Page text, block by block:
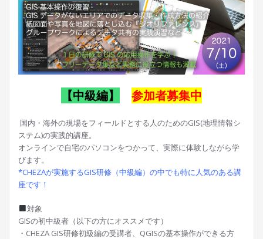
【中級編】 参加者募集中
国内・海外の現場をフィールドとする人のためのGIS(地理情報シ
ステム)の実践的講座。
オンラインで自宅のパソコンをつかって、実際に体験しながら学
びます。
*CHEZAが実施するGIS研修（中級編）の中でも特に人気のある講
座です！
対象
GISの初中級者（以下の方にオススメです）
・CHEZA GIS研修初級編の受講者、QGISの基本操作ができる方